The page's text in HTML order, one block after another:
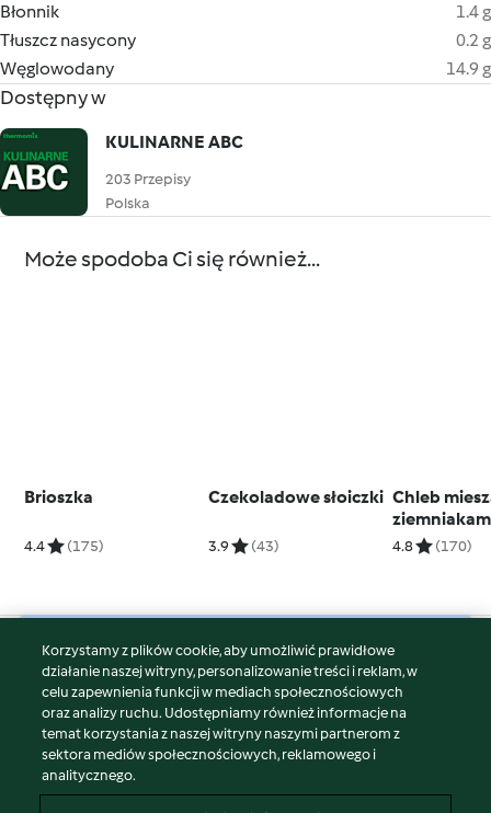
Błonnik
1.4 g
Tłuszcz nasycony
0.2 g
Węglowodany
14.9 g
Dostępny w
KULINARNE ABC
203 Przepisy
Polska
Może spodoba Ci się również...
Brioszka
4.4 (175)
Czekoladowe słoiczki
3.9 (43)
Chleb
4.8 (170)
© Copyright 2026
Warunki korzystania
Polityka prywatności
Disclaimer
Znak wydawcy
Korzystamy z plików cookie, aby umożliwić prawidłowe
działanie naszej witryny, personalizowanie treści i reklam, w
celu zapewnienia funkcji w mediach społecznościowych
oraz analizy ruchu. Udostępniamy również informacje na
temat korzystania z naszej witryny naszymi partnerom z
sektora mediów społecznościowych, reklamowego i
analitycznego.